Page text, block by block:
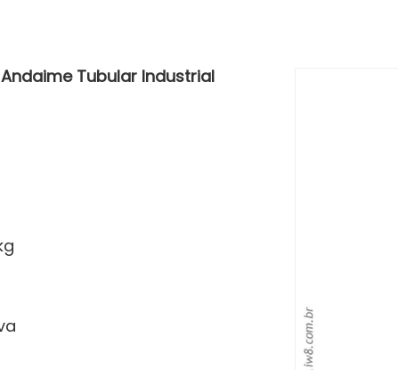
Tubular Industrial